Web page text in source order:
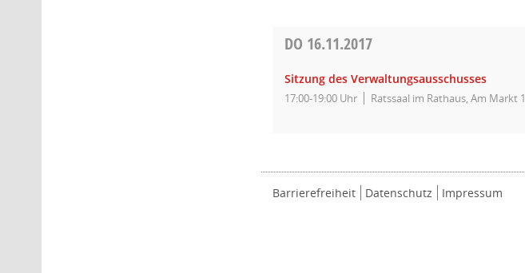
DO 16.11.2017
Sitzung des Verwaltungsausschusses
17:00-19:00 Uhr Ratssaal im Rathaus, Am Markt 1
Barrierefreiheit Datenschutz Impressum